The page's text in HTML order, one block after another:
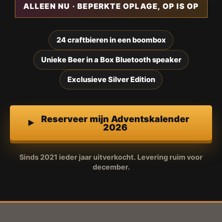
ALLEEN NU · BEPERKTE OPLAGE, OP IS OP
24 craftbieren in een boombox
Unieke Beer in a Box Bluetooth speaker
Exclusieve Silver Edition
Reserveer mijn Adventskalender
2026
Sinds 2021 ieder jaar uitverkocht. Levering ruim voor
december.